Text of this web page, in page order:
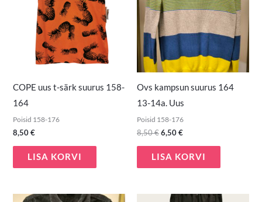
COPE uus t-särk suurus 158-
164
Poisid 158-176
8,50€
LISA KORVI
Ovs kampsun suurus 164
13-14a. Uus
Poisid 158-176
8,50€6,50€
LISA KORVI
Algne Praegune
Algne
Praegune